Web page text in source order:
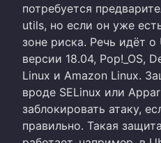
потребуется
utils, но если он уже
зоне риска. Речь идёт о
версии 18.04, Pop!_OS,
Linux и Amazon Linux.
вроде SELinux или
заблокировать атаку,
правильно. Такая